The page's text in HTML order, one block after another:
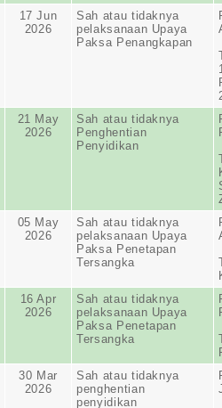
17 Jun
2026
Sah atau tidaknya
pelaksanaan Upaya
Paksa Penangkapan
21 May
2026
Sah atau tidaknya
Penghentian
Penyidikan
05 May
2026
Sah atau tidaknya
pelaksanaan Upaya
Paksa Penetapan
Tersangka
16 Apr
2026
Sah atau tidaknya
pelaksanaan Upaya
Paksa Penetapan
Tersangka
30 Mar
2026
Sah atau tidaknya
penghentian
penyidikan